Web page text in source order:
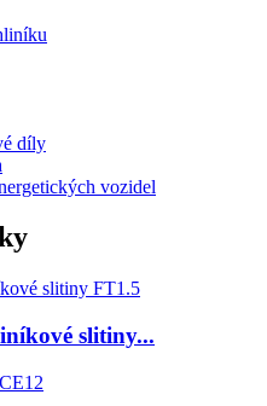
díly
vozidel
slitiny...